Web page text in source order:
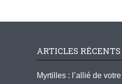
ARTICLES RÉCENTS
Myrtilles : l’allié de